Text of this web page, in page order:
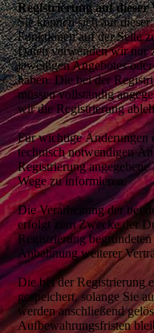
Registrierung auf dieser
Sie können sich auf
Funktionen auf der Seite
Daten verwenden wir nur
jeweiligen Angebotes
haben. Die bei der
müssen vollständig
wir die Registrierung
Für wichtige Änderungen
technisch notwendigen
Registrierung
Wege zu informieren.
Die Verarbeitung der bei
erfolgt zum Zwecke der
Registrierung
Anbahnung weiterer
Die bei der Registrierung
gespeichert, solange Sie
werden anschließend
Aufbewahrungsfristen